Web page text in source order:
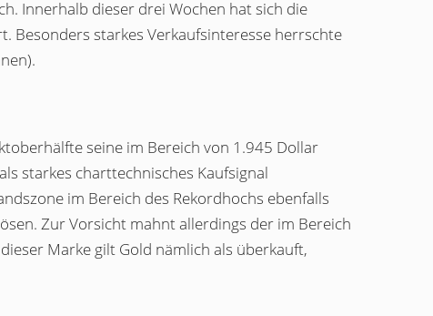
Innerhalb dieser drei Wochen hat sich die
Besonders starkes Verkaufsinteresse herrschte
seine im Bereich von 1.945 Dollar
starkes charttechnisches Kaufsignal
im Bereich des Rekordhochs ebenfalls
Zur Vorsicht mahnt allerdings der im Bereich
Marke gilt Gold nämlich als überkauft,